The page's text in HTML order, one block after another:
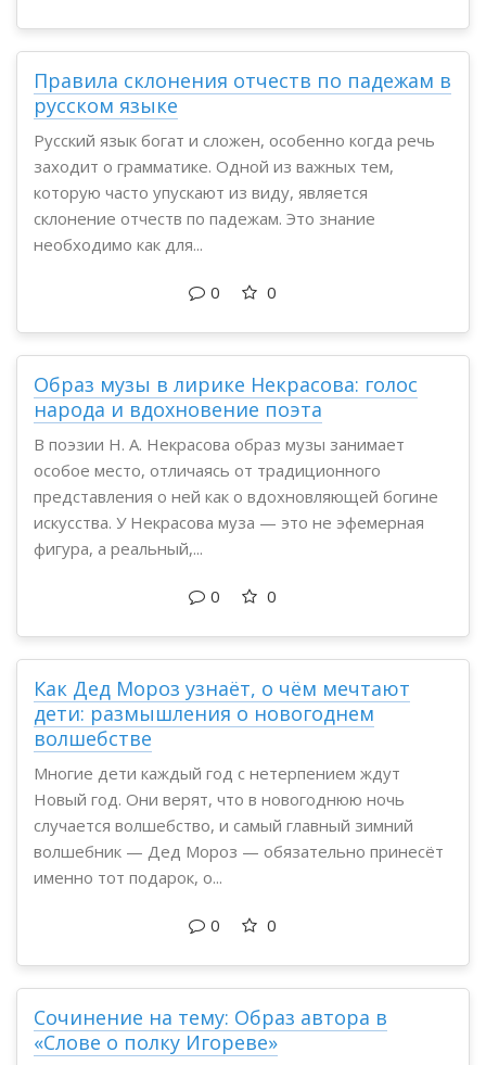
Правила склонения отчеств по падежам в
русском языке
Русский язык богат и сложен, особенно когда речь
заходит о грамматике. Одной из важных тем,
которую часто упускают из виду, является
склонение отчеств по падежам. Это знание
необходимо как для...
0 0
Образ музы в лирике Некрасова: голос
народа и вдохновение поэта
В поэзии Н. А. Некрасова образ музы занимает
особое место, отличаясь от традиционного
представления о ней как о вдохновляющей богине
искусства. У Некрасова муза — это не эфемерная
фигура, а реальный,...
0 0
Как Дед Мороз узнаёт, о чём мечтают
дети: размышления о новогоднем
волшебстве
Многие дети каждый год с нетерпением ждут
Новый год. Они верят, что в новогоднюю ночь
случается волшебство, и самый главный зимний
волшебник — Дед Мороз — обязательно принесёт
именно тот подарок, о...
0 0
​Сочинение на тему: Образ автора в
«Слове о полку Игореве»